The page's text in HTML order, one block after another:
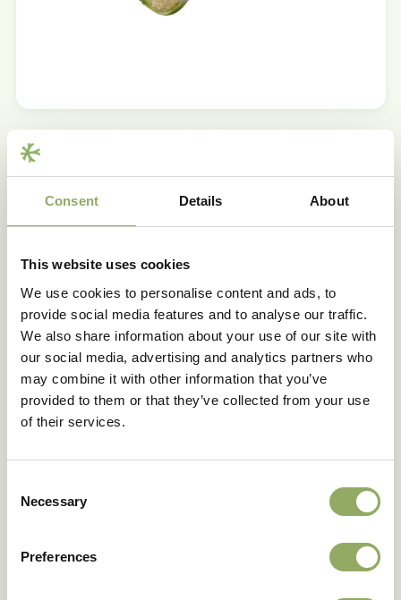
Consent Details About
This website uses cookies
We use cookies to personalise content and ads, to
provide social media features and to analyse our traffic.
We also share information about your use of our site with
our social media, advertising and analytics partners who
may combine it with other information that you’ve
provided to them or that they’ve collected from your use
of their services.
Selection
Necessary
Preferences
Producteigenschappen
Kolf basiskleur
Patroon
Eenkleurig
Bloemmaat - cm
4-6
Bloemvorm
Mini
Jong blad breken
ja
Bladkwaliteit
Goed
Planten per m2
Houdbaarheid - dagen
Artikelcode